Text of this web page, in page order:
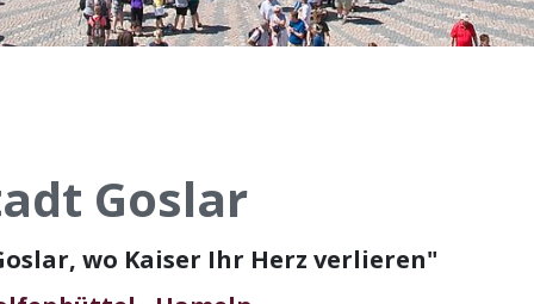
Goslar
wo Kaiser Ihr Herz verlieren"